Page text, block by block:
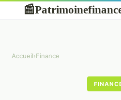
📰
Accueil›Finance